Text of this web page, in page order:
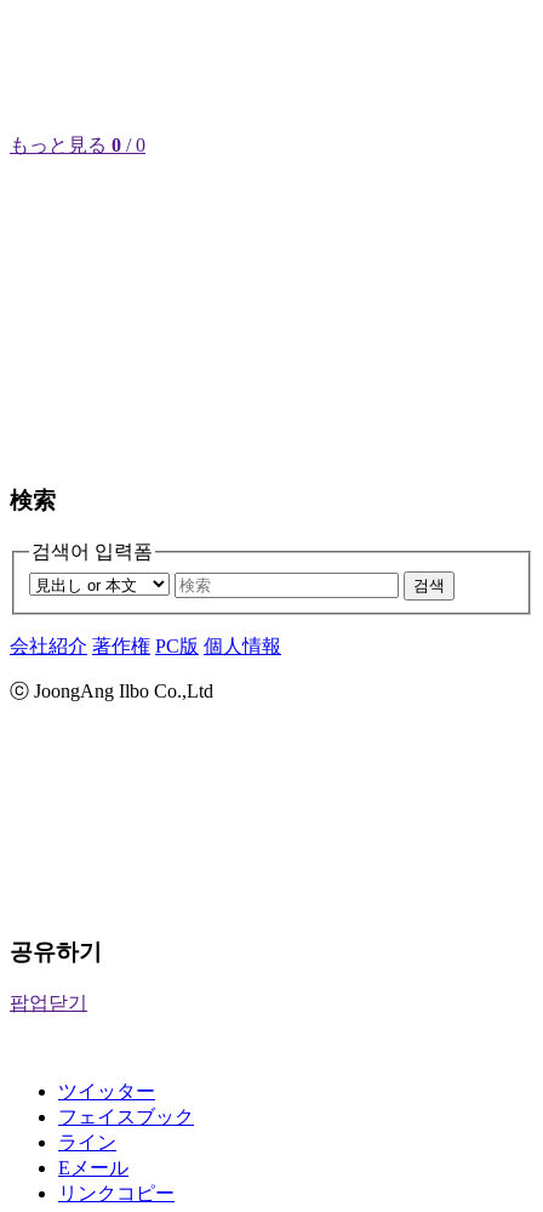
もっと見る 0 / 0
検索
검색어 입력폼
검색
会社紹介 著作権 PC版 個人情報
ⓒ JoongAng Ilbo Co.,Ltd
공유하기
팝업닫기
ツイッター
フェイスブック
ライン
Eメール
リンクコピー